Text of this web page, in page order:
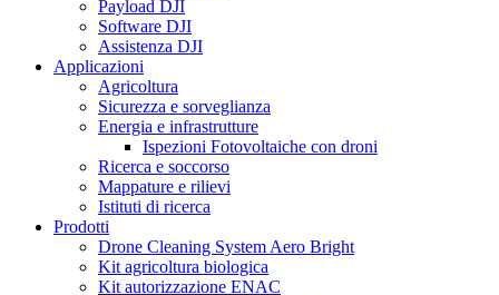
Payload DJI
Software DJI
Assistenza DJI
Applicazioni
Agricoltura
Sicurezza e sorveglianza
Energia e infrastrutture
Ispezioni Fotovoltaiche con droni
Ricerca e soccorso
Mappature e rilievi
Istituti di ricerca
Prodotti
Drone Cleaning System Aero Bright
Kit agricoltura biologica
Kit autorizzazione ENAC